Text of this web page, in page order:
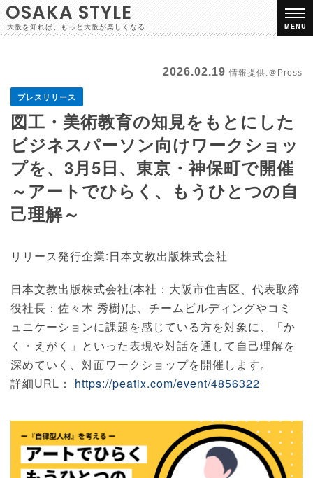
OSAKA STYLE
大阪を知れば、もっと大阪が楽しくなる MENU
2026.02.19 情報提供:＠Press
プレスリリース
図工・美術教育の知見をもとにした
ビジネスパーソン向けワークショッ
プを、3月5日、東京・神保町で開催
～アートでひらく、もうひとつの自
己理解～
リリース発行企業:日本文教出版株式会社
日本文教出版株式会社(本社：大阪市住吉区、代表取締
役社長：佐々木 秀樹)は、チームビルディングやコミ
ュニケーションに課題を感じている方を対象に、「か
く・えがく」といった表現や対話を通して自己理解を
深めていく、対面ワークショップを開催します。
詳細URL： https://peatix.com/event/4856322